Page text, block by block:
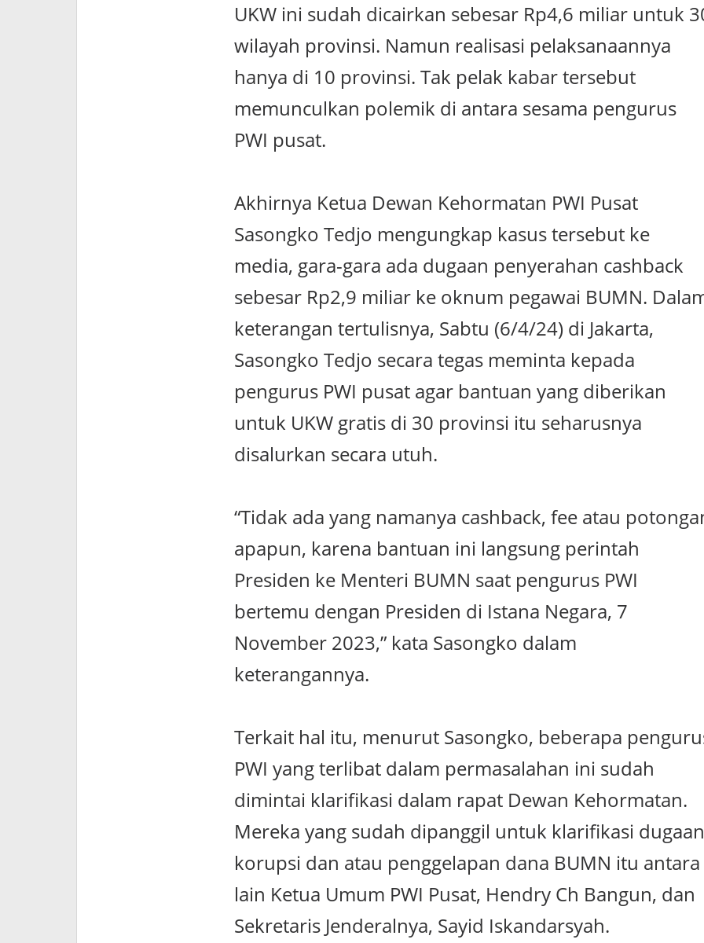
UKW ini sudah dicairkan sebesar Rp4,6 miliar untuk
wilayah provinsi. Namun realisasi pelaksanaannya
hanya di 10 provinsi. Tak pelak kabar tersebut
memunculkan polemik di antara sesama pengurus
PWI pusat.
Akhirnya Ketua Dewan Kehormatan PWI Pusat
Sasongko Tedjo mengungkap kasus tersebut ke
media, gara-gara ada dugaan penyerahan cashback
sebesar Rp2,9 miliar ke oknum pegawai BUMN.
keterangan tertulisnya, Sabtu (6/4/24) di Jakarta,
Sasongko Tedjo secara tegas meminta kepada
pengurus PWI pusat agar bantuan yang diberikan
untuk UKW gratis di 30 provinsi itu seharusnya
disalurkan secara utuh.
“Tidak ada yang namanya cashback, fee atau
apapun, karena bantuan ini langsung perintah
Presiden ke Menteri BUMN saat pengurus PWI
bertemu dengan Presiden di Istana Negara, 7
November 2023,” kata Sasongko dalam
keterangannya.
Terkait hal itu, menurut Sasongko, beberapa
PWI yang terlibat dalam permasalahan ini sudah
dimintai klarifikasi dalam rapat Dewan Kehormatan.
Mereka yang sudah dipanggil untuk klarifikasi dugaan
korupsi dan atau penggelapan dana BUMN itu antara
lain Ketua Umum PWI Pusat, Hendry Ch Bangun, dan
Sekretaris Jenderalnya, Sayid Iskandarsyah.